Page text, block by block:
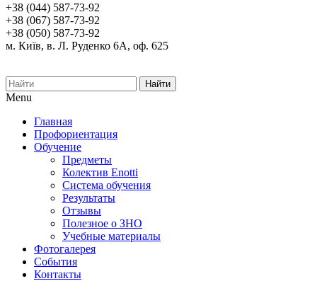
+38 (044) 587-73-92
+38 (067) 587-73-92
+38 (050) 587-73-92
м. Київ, в. Л. Руденко 6А, оф. 625
Найти
Menu
Главная
Профориентация
Обучение
Предметы
Колектив Enotti
Система обучения
Результаты
Отзывы
Полезное о ЗНО
Учебные материалы
Фотогалерея
События
Контакты